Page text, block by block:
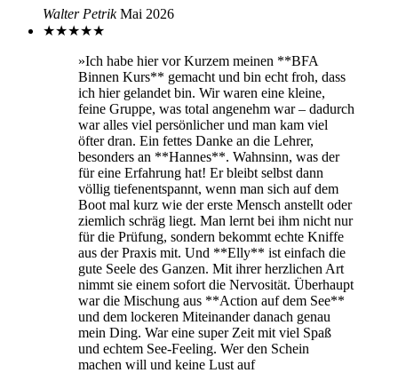
Walter Petrik Mai 2026
★★★★★
»Ich habe hier vor Kurzem meinen **BFA
Binnen Kurs** gemacht und bin echt froh, dass
ich hier gelandet bin. Wir waren eine kleine,
feine Gruppe, was total angenehm war – dadurch
war alles viel persönlicher und man kam viel
öfter dran. Ein fettes Danke an die Lehrer,
besonders an **Hannes**. Wahnsinn, was der
für eine Erfahrung hat! Er bleibt selbst dann
völlig tiefenentspannt, wenn man sich auf dem
Boot mal kurz wie der erste Mensch anstellt oder
ziemlich schräg liegt. Man lernt bei ihm nicht nur
für die Prüfung, sondern bekommt echte Kniffe
aus der Praxis mit. Und **Elly** ist einfach die
gute Seele des Ganzen. Mit ihrer herzlichen Art
nimmt sie einem sofort die Nervosität. Überhaupt
war die Mischung aus **Action auf dem See**
und dem lockeren Miteinander danach genau
mein Ding. War eine super Zeit mit viel Spaß
und echtem See-Feeling. Wer den Schein
machen will und keine Lust auf